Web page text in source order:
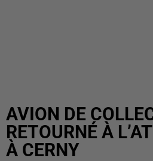
AVION DE
RETOURNÉ À
À CERNY